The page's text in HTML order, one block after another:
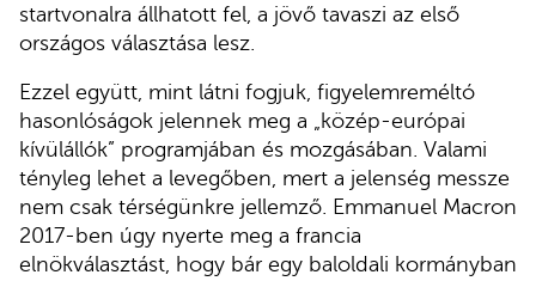
startvonalra állhatott fel, a jövő tavaszi az első
országos választása lesz.
Ezzel együtt, mint látni fogjuk, figyelemreméltó
hasonlóságok jelennek meg a „közép-európai
kívülállók” programjában és mozgásában. Valami
tényleg lehet a levegőben, mert a jelenség messze
nem csak térségünkre jellemző. Emmanuel Macron
2017-ben úgy nyerte meg a francia
elnökválasztást, hogy bár egy baloldali kormányban